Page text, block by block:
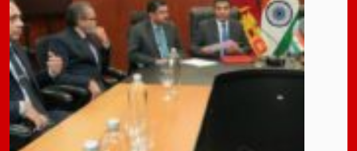
Leave a Reply
You must be
logged into post a comment.